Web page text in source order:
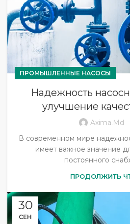
ПРОМЫШЛЕННЫЕ НАСОСЫ
Надежность
улучшение
Axima.md
В современном мире
имеет важное значение
постоянного
ПРОДОЛЖИТЬ
30
СЕН